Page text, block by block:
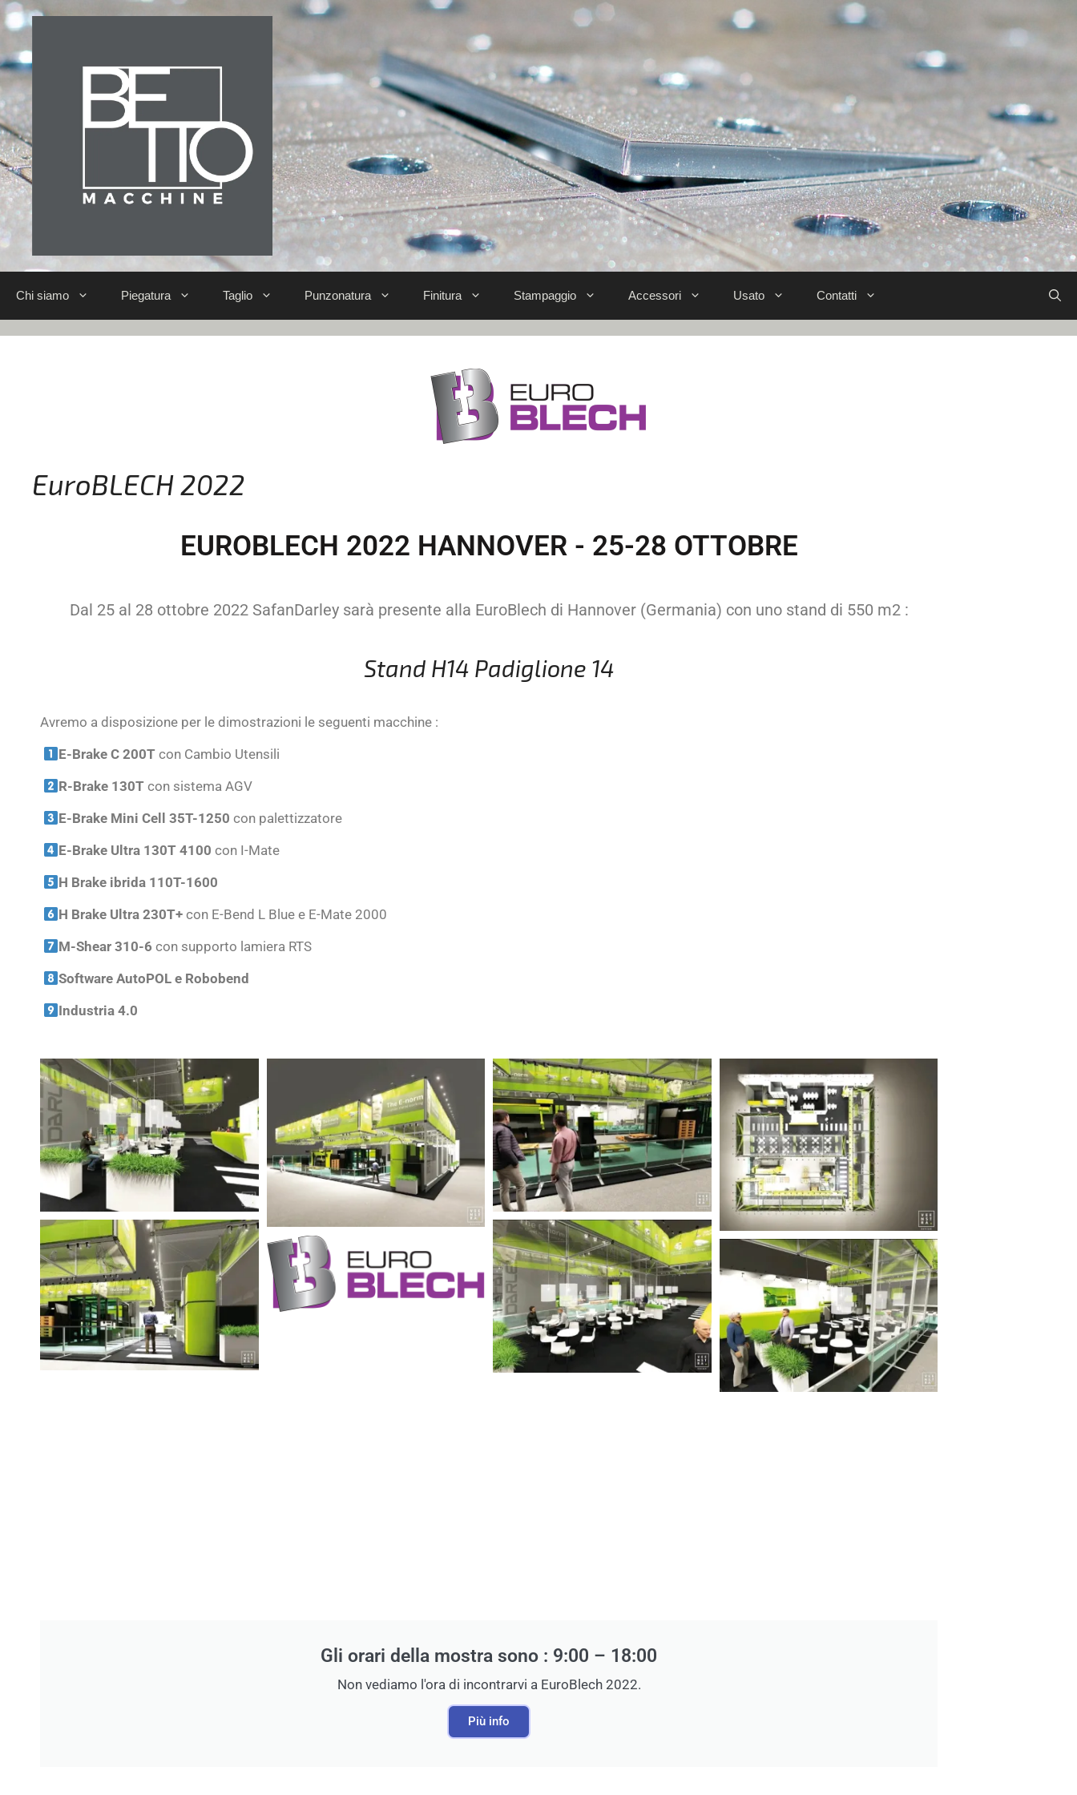
Chi siamo Piegatura Taglio Punzonatura Finitura Stampaggio Accessori Usato Contatti
EuroBLECH 2022
EUROBLECH 2022 HANNOVER - 25-28 OTTOBRE
Dal 25 al 28 ottobre 2022 SafanDarley sarà presente alla EuroBlech di Hannover (Germania) con uno stand di 550 m2 :
Stand H14 Padiglione 14
Avremo a disposizione per le dimostrazioni le seguenti macchine :
E-Brake C 200T con Cambio Utensili
R-Brake 130T con sistema AGV
E-Brake Mini Cell 35T-1250 con palettizzatore
E-Brake Ultra 130T 4100 con I-Mate
H Brake ibrida 110T-1600
H Brake Ultra 230T+ con E-Bend L Blue e E-Mate 2000
M-Shear 310-6 con supporto lamiera RTS
Software AutoPOL e Robobend
Industria 4.0
Gli orari della mostra sono : 9:00 – 18:00
Non vediamo l'ora di incontrarvi a EuroBlech 2022.
Più info